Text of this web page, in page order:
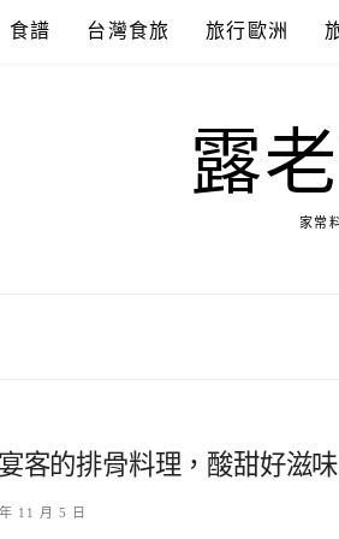
食譜 台灣食旅 旅行歐洲
露
家常
客的排骨料理，酸甜好滋味
11 月 5 日